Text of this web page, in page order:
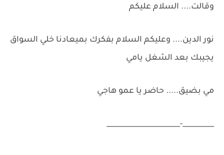
وقالت.... السلام عليكم
نور الدين.... وعليكم السلام بفكرك بميعادنا خلي السواق
يجيبك بعد الشغل يامي
مي بضيق..... حاضر يا عمو هاجي
_________-_____________________